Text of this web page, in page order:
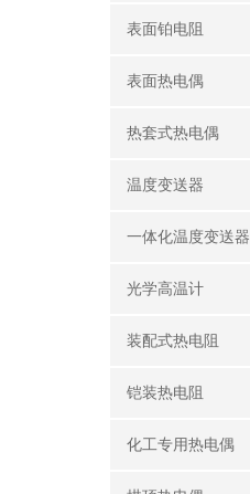
表面铂电阻
表面热电偶
热套式热电偶
温度变送器
一体化温度变送器
光学高温计
装配式热电阻
铠装热电阻
化工专用热电偶